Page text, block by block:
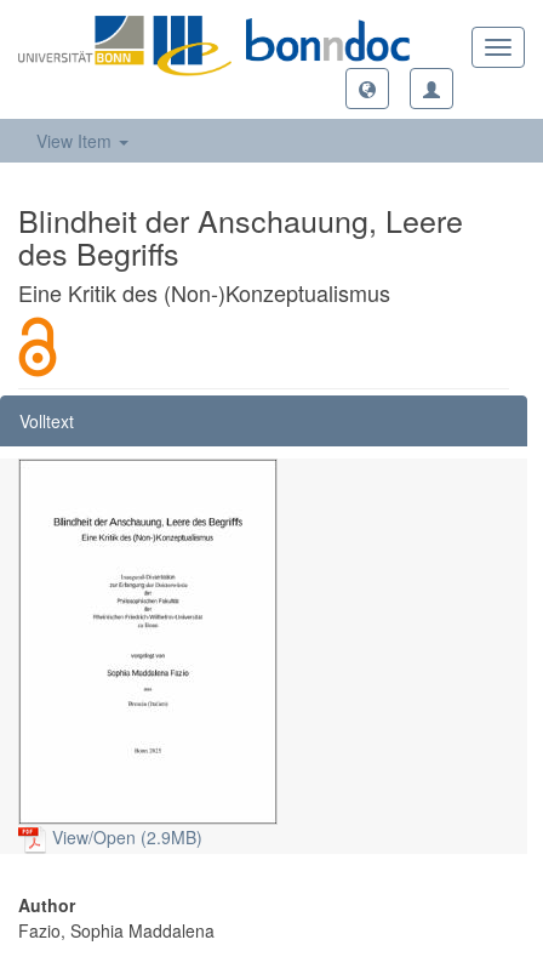
View Item
Blindheit der Anschauung, Leere
des Begriffs
Eine Kritik des (Non-)Konzeptualismus
Volltext
View/Open (2.9MB)
Author
Fazio, Sophia Maddalena